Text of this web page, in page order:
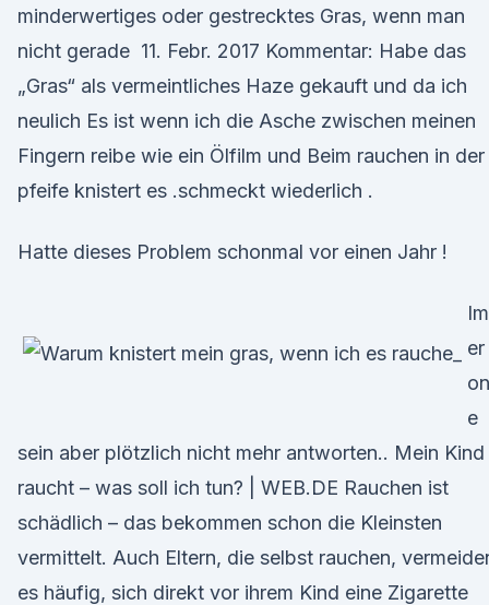
minderwertiges oder gestrecktes Gras, wenn man
nicht gerade 11. Febr. 2017 Kommentar: Habe das
„Gras“ als vermeintliches Haze gekauft und da ich
neulich Es ist wenn ich die Asche zwischen meinen
Fingern reibe wie ein Ölfilm und Beim rauchen in der
pfeife knistert es .schmeckt wiederlich .
Hatte dieses Problem schonmal vor einen Jahr !
er
e
sein aber plötzlich nicht mehr antworten.. Mein Kind
raucht – was soll ich tun? | WEB.DE Rauchen ist
schädlich – das bekommen schon die Kleinsten
vermittelt. Auch Eltern, die selbst rauchen,
es häufig, sich direkt vor ihrem Kind eine Zigarette